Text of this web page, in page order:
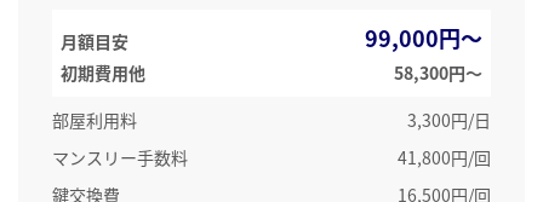
月額目安 99,000円～
初期費用他
58,300円〜
部屋利用料
3,300円/日
マンスリー手数料
41,800円/回
鍵交換費
16,500円/回